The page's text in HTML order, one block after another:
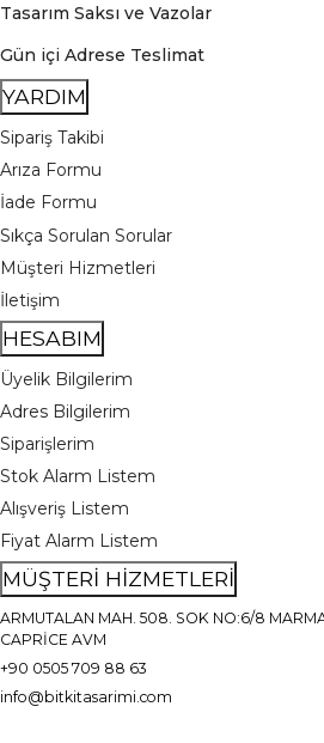
Tasarım Saksı ve Vazolar
Gün içi Adrese Teslimat
YARDIM
Sipariş Takibi
Arıza Formu
İade Formu
Sıkça Sorulan Sorular
Müşteri Hizmetleri
İletişim
HESABIM
Üyelik Bilgilerim
Adres Bilgilerim
Siparişlerim
Stok Alarm Listem
Alışveriş Listem
Fiyat Alarm Listem
MÜŞTERİ HİZMETLERİ
ARMUTALAN MAH. 508. SOK NO:6/8
CAPRİCE AVM
+90 0505 709 88 63
info@bitkitasarimi.com